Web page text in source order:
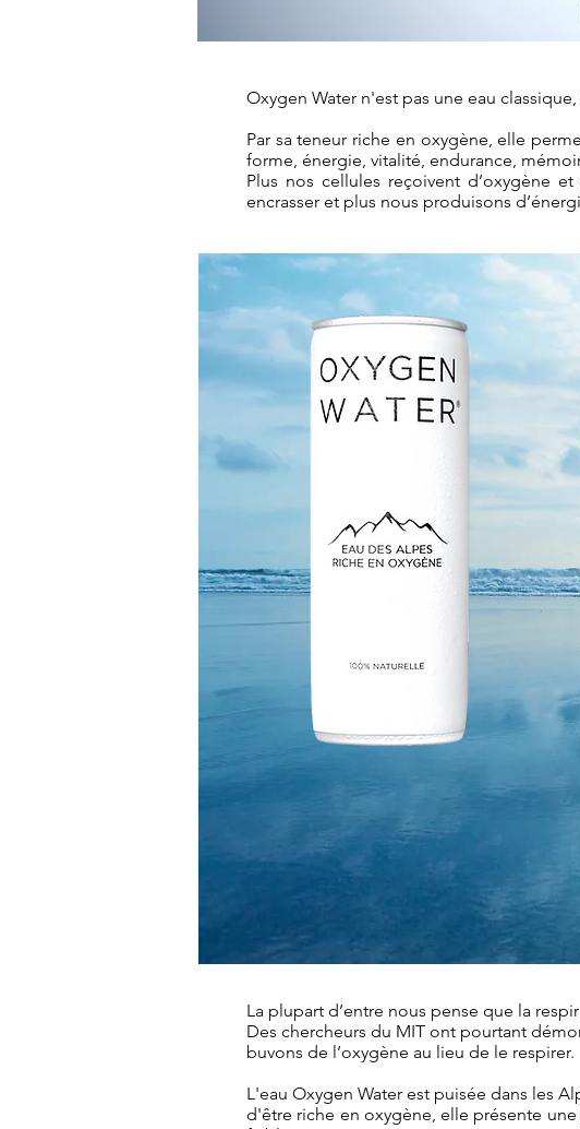
Oxygen Water n'est pas une eau
Par sa teneur riche en oxygène, elle
forme, énergie, vitalité, endurance,
Plus nos cellules reçoivent d’oxygène
encrasser et plus nous produisons
La plupart d’entre nous pense que la
Des chercheurs du MIT ont pourtant
buvons de l’oxygène au lieu de le respirer.
L'eau Oxygen Water est puisée dans les
d'être riche en oxygène, elle présente